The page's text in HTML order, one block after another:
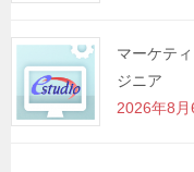
マーケテ
ジニア
2026年8月